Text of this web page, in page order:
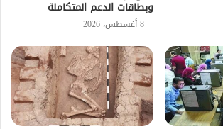
وبطاقات الدعم المتكاملة
8 أغسطس، 2026